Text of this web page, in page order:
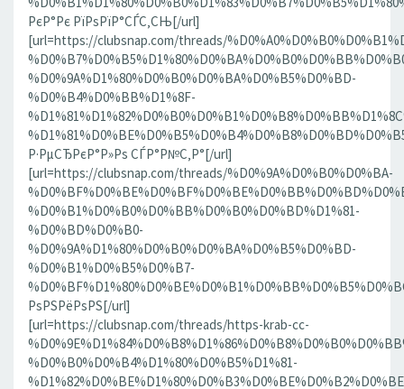
РєР°Рє РїРѕРїР°СЃС‚СЊ[/url]
[url=https://clubsnap.com/threads/
%D0%9A%D1%80%D0%B0%D0%BA%D0%B5%D0%BD-
%D0%B4%D0%BB%D1%8F-
Р·РµСЂРєР°Р»Рѕ СЃР°Р№С‚Р°[/url]
[url=https://clubsnap.com/threads/%D0%9A%D0%B0%D0%BA-
%D0%B1%D0%B0%D0%BB%D0%B0%D0%BD%D1%81-
%D0%BD%D0%B0-
%D0%9A%D1%80%D0%B0%D0%BA%D0%B5%D0%BD-
%D0%B1%D0%B5%D0%B7-
РѕРЅРёРѕРЅ[/url]
[url=https://clubsnap.com/threads/https-krab-cc-
%D0%B0%D0%B4%D1%80%D0%B5%D1%81-